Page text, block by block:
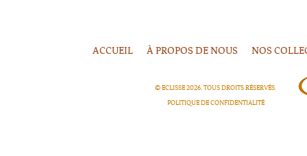
ACCUEIL À PROPOS DE NOUS NOS
© ECLISSE2026. TOUS DROITS RÉSERVÉS.
POLITIQUE DE CONFIDENTIALITÉ